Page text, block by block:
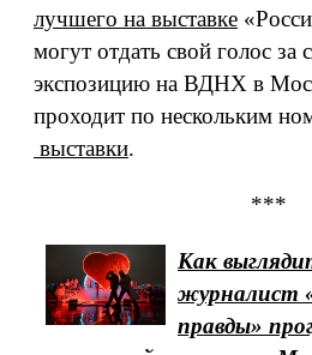
лучшего на выставке
могут отдать свой голос
экспозицию на ВДНХ в
проходит по нескольким
выставки.
***
Как
журналист
правды»